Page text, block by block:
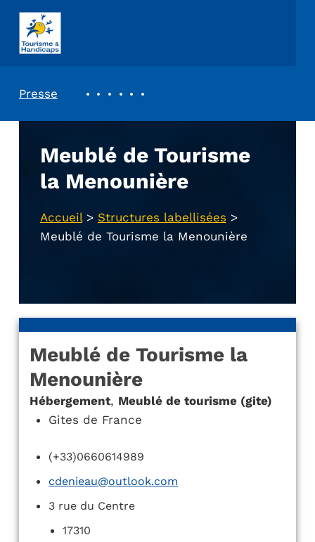
ASSOCIATION TOURISME ET HANDICAPS
Presse
Meublé de Tourisme
la Menounière
Accueil> Structures labellisées >
Meublé de Tourisme la Menounière
Meublé de Tourisme la
Menounière
Hébergement, Meublé de tourisme (gite)
Gites de France
(+33)0660614989
cdenieau@outlook.com
3 rue du Centre
17310